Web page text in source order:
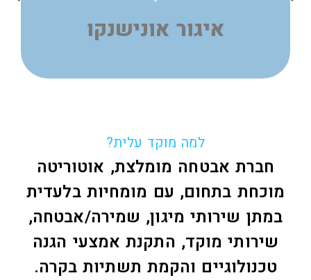
איגור אונישנקו
למה מוקד עלית?
חברת אבטחה מומלצת, אוטוריטה
מוכחת בתחום, עם מומחיות בלעדית
במתן שירותי מיגון, שמירה/אבטחה,
שירותי מוקד, התקנת אמצעי הגנה
טכנולוגיים והקמת תשתיות בקרה.